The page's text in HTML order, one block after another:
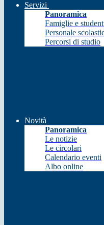
Servizi
Panoramica
Famiglie e
Personale
Percorsi di studio
Novità
Panoramica
Le notizie
Le circolari
Calendario eventi
Albo online